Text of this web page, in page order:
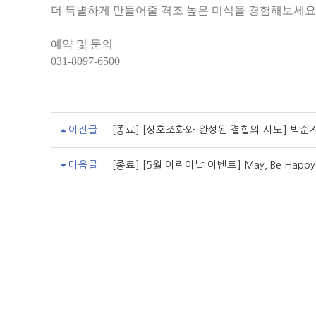
더 특별하게 만들어줄 격조 높은 미식을 경험해보세
예약 및 문의
031-8097-6500
이전글 [종료] [상호조화와 완성된 결합의 시도] 박순
다음글 [종료] [5월 어린이날 이벤트] May, Be